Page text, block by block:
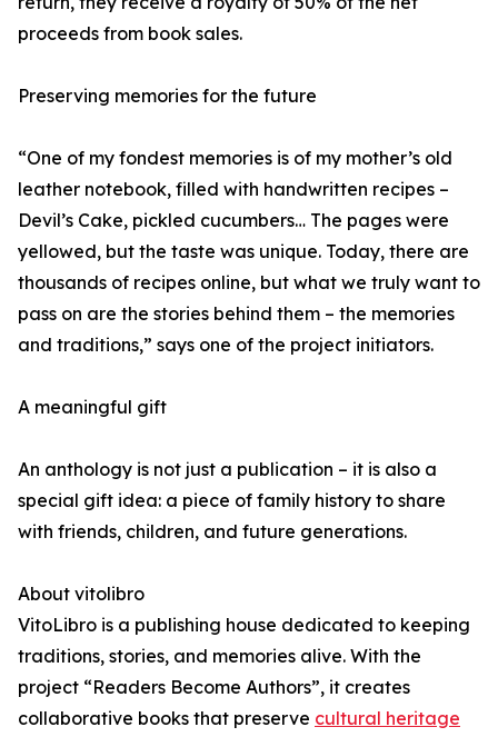
proceeds from book sales.
Preserving memories for the future
“One of my fondest memories is of my mother’s old
leather notebook, filled with handwritten recipes –
Devil’s Cake, pickled cucumbers… The pages were
yellowed, but the taste was unique. Today, there are
thousands of recipes online, but what we truly want to
pass on are the stories behind them – the memories
and traditions,” says one of the project initiators.
A meaningful gift
An anthology is not just a publication – it is also a
special gift idea: a piece of family history to share
with friends, children, and future generations.
About vitolibro
VitoLibro is a publishing house dedicated to keeping
traditions, stories, and memories alive. With the
project “Readers Become Authors”, it creates
collaborative books that preserve cultural heritage